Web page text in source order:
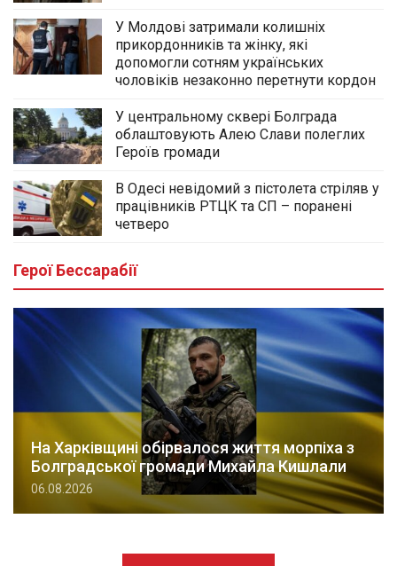
У Молдові затримали колишніх
прикордонників та жінку, які
допомогли сотням українських
чоловіків незаконно перетнути кордон
У центральному сквері Болграда
облаштовують Алею Слави полеглих
Героїв громади
В Одесі невідомий з пістолета стріляв у
працівників РТЦК та СП – поранені
четверо
Герої Бессарабії
На Харківщині обірвалося життя морпіха з
Болградської громади Михайла Кишлали
06.08.2026